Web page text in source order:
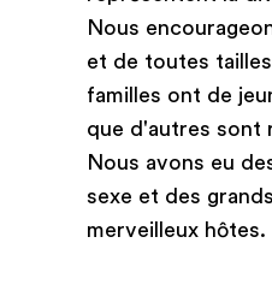
Nous
et de toutes
familles ont de
que d'autres sont
Nous avons eu
sexe et des
merveilleux hôtes.